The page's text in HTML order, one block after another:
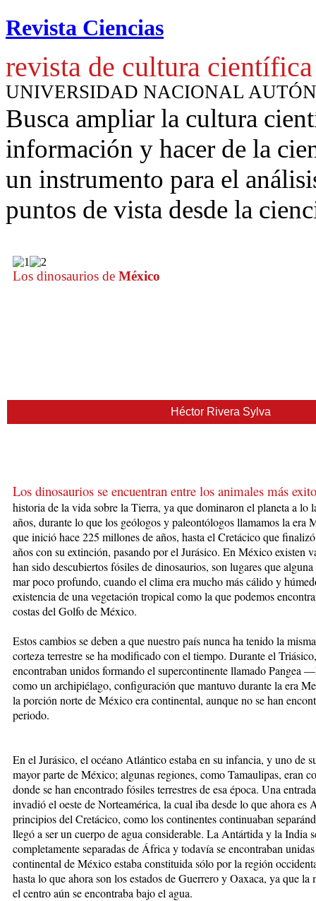
Revista Ciencias
revista de cultura científica
UNIVERSIDAD NACIONAL
Busca ampliar la cultura
información y hacer de la
un instrumento para el
puntos de vista desde la
Los dinosaurios de México
Héctor Rivera Sylva
Los dinosaurios se encuentran entre los animales más
historia de la vida sobre la Tierra, ya que dominaron el planeta a lo
años, durante lo que los geólogos y paleontólogos llamamos la
que inició hace 225 millones de años, hasta el Cretácico que
años con su extinción, pasando por el Jurásico. En México existen
han sido descubiertos fósiles de dinosaurios, son lugares que
mar poco profundo, cuando el clima era mucho más cálido y
existencia de una vegetación tropical como la que podemos
costas del Golfo de México.
Estos cambios se deben a que nuestro país nunca ha tenido la
corteza terrestre se ha modificado con el tiempo. Durante el
encontraban unidos formando el supercontinente llamado Pangea
como un archipiélago, configuración que mantuvo durante la era
la porción norte de México era continental, aunque no se han
periodo.
En el Jurásico, el océano Atlántico estaba en su infancia, y uno de
mayor parte de México; algunas regiones, como Tamaulipas, eran
donde se han encontrado fósiles terrestres de esa época. Una
invadió el oeste de Norteamérica, la cual iba desde lo que ahora es
principios del Cretácico, como los continentes continuaban
llegó a ser un cuerpo de agua considerable. La Antártida y la India
completamente separadas de África y todavía se encontraban
continental de México estaba constituida sólo por la región
hasta lo que ahora son los estados de Guerrero y Oaxaca, ya que la
el centro aún se encontraba bajo el agua.